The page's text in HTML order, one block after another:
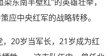
应中央红军的战略转移。
20岁当军长，21岁成为红